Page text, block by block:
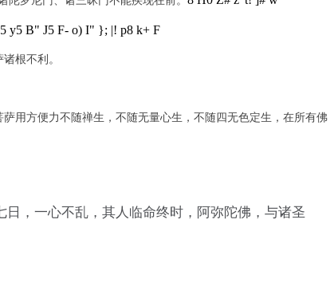
y5 B" J5 F- o) I" }; |! p8 k+ F
根不利。
用方便力不随禅生，不随无量心生，不随四无色定生，在所有佛
，一心不乱，其人临命终时，阿弥陀佛，与诸圣